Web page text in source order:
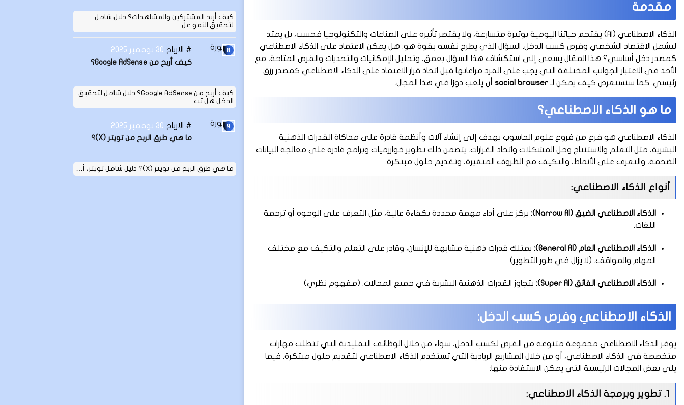
مقدمة
الذكاء الاصطناعي (AI) يقتحم حياتنا اليومية بوتيرة متسارعة، ولا يقتصر تأثيره على الصناعات والتكنولوجيا فحسب، بل يمتد
ليشمل الاقتصاد الشخصي وفرص كسب الدخل. السؤال الذي يطرح نفسه بقوة هو: هل يمكن الاعتماد على الذكاء الاصطناعي
كمصدر دخل أساسي؟ هذا المقال يسعى إلى استكشاف هذا السؤال بعمق، وتحليل الإمكانيات والتحديات والفرص المتاحة، مع
الأخذ في الاعتبار الجوانب المختلفة التي يجب على الفرد مراعاتها قبل اتخاذ قرار الاعتماد على الذكاء الاصطناعي كمصدر رزق
رئيسي. كما سنستعرض كيف يمكن لـ social browser أن يلعب دورًا في هذا المجال.
ما هو الذكاء الاصطناعي؟
الذكاء الاصطناعي هو فرع من فروع علوم الحاسوب يهدف إلى إنشاء آلات وأنظمة قادرة على محاكاة القدرات الذهنية
البشرية، مثل التعلم والاستنتاج وحل المشكلات واتخاذ القرارات. يتضمن ذلك تطوير خوارزميات وبرامج قادرة على معالجة البيانات
الضخمة، والتعرف على الأنماط، والتكيف مع الظروف المتغيرة، وتقديم حلول مبتكرة.
أنواع الذكاء الاصطناعي:
الذكاء الاصطناعي الضيق (Narrow AI):
يركز على أداء مهمة محددة بكفاءة عالية، مثل التعرف على الوجوه أو ترجمة
اللغات.
الذكاء الاصطناعي العام (General AI):
يمتلك قدرات ذهنية مشابهة للإنسان، وقادر على التعلم والتكيف مع مختلف
المهام والمواقف. (لا يزال في طور التطوير)
الذكاء الاصطناعي الفائق (Super AI): يتجاوز القدرات الذهنية البشرية في جميع المجالات. (مفهوم نظري)
الذكاء الاصطناعي وفرص كسب الدخل:
يوفر الذكاء الاصطناعي مجموعة متنوعة من الفرص لكسب الدخل، سواء من خلال الوظائف التقليدية التي تتطلب مهارات
متخصصة في الذكاء الاصطناعي، أو من خلال المشاريع الريادية التي تستخدم الذكاء الاصطناعي لتقديم حلول مبتكرة. فيما
يلي بعض المجالات الرئيسية التي يمكن الاستفادة منها:
1. تطوير وبرمجة الذكاء الاصطناعي:
كيف أزيد المشتركين والمشاهدات؟ دليل شامل
لتحقيق النمو عل…
الارباح 30 نوفمبر 2025
كيف أربح من Google AdSense؟
كيف أربح من Google AdSense؟ دليل شامل لتحقيق
الدخل هل تب…
الارباح 30 نوفمبر 2025
ما هي طرق الربح من تويتر (X)؟
ما هي طرق الربح من تويتر (X)؟ دليل شامل تويتر، أ…